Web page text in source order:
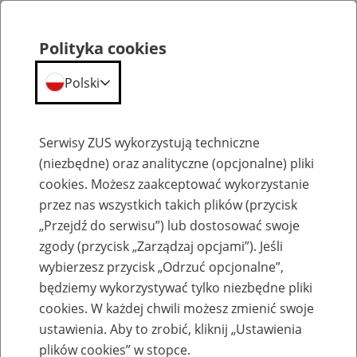
Emerytury
Baza zlikwidowanych lub
przekształconych zakładów pracy
Polityka cookies
Polski
Serwisy ZUS wykorzystują techniczne
(niezbędne) oraz analityczne (opcjonalne) pliki
cookies. Możesz zaakceptować wykorzystanie
przez nas wszystkich takich plików (przycisk
„Przejdź do serwisu”) lub dostosować swoje
zgody (przycisk „Zarządzaj opcjami”). Jeśli
wybierzesz przycisk „Odrzuć opcjonalne”,
będziemy wykorzystywać tylko niezbędne pliki
cookies. W każdej chwili możesz zmienić swoje
ustawienia. Aby to zrobić, kliknij „Ustawienia
plików cookies” w stopce.